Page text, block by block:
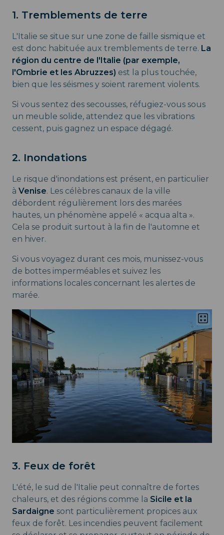
1. Tremblements de terre
L'Italie se situe sur une zone de faille sismique et
est donc habituée aux tremblements de terre. La
région du centre de l'Italie (par exemple,
l'Ombrie et les Abruzzes) est la plus touchée,
bien que les séismes y soient rarement violents.
Si vous sentez des secousses, réfugiez-vous sous
un meuble solide, attendez que les vibrations
cessent, puis gagnez un espace dégagé.
2. Inondations
Le risque d'inondations est présent, en particulier
à Venise. Les célèbres canaux de la ville
débordent régulièrement lors des marées
hautes, un phénomène appelé « acqua alta ».
Cela se produit surtout à la fin de l'automne et
en hiver.
Si vous voyagez durant ces mois, munissez-vous
de bottes imperméables et suivez les
informations locales concernant les alertes de
marée.
3. Feux de forêt
L'été, le sud de l'Italie peut connaître de fortes
chaleurs, et des régions comme la Sicile et la
Sardaigne sont particulièrement propices aux
feux de forêt. Les incendies peuvent facilement